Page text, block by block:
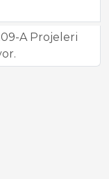
A Projeleri